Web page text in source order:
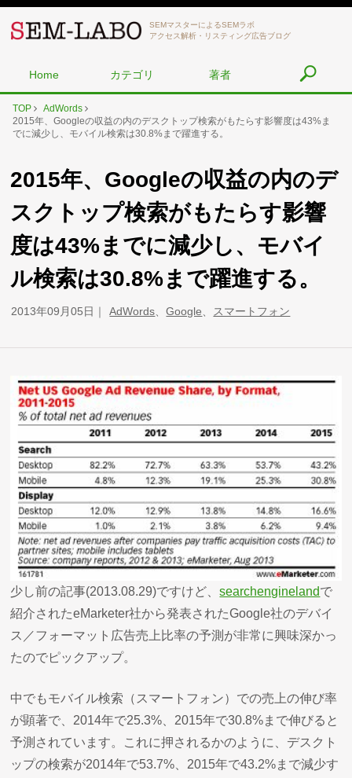
SEMマスターによるSEMラボ
アクセス解析・リスティング広告ブログ
Home カテゴリ 著者
TOP
AdWords
2015年、Googleの収益の内のデスクトップ検索がもたらす影響度は43%ま
でに減少し、モバイル検索は30.8%まで躍進する。
2015年、Googleの収益の内のデ
スクトップ検索がもたらす影響
度は43%までに減少し、モバイ
ル検索は30.8%まで躍進する。
2013年09月05日 AdWords 、Google スマートフォン
少し前の記事(2013.08.29)ですけど、searchenginelandで
紹介されたeMarketer社から発表されたGoogle社のデバイ
ス／フォーマット広告売上比率の予測が非常に興味深かっ
たのでピックアップ。
中でもモバイル検索（スマートフォン）での売上の伸び率
が顕著で、2014年で25.3%、2015年で30.8%まで伸びると
予測されています。これに押されるかのように、デスクト
ップの検索が2014年で53.7%、2015年で43.2%まで減少す